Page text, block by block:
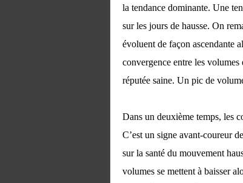
la tendance dominante. Une
sur les jours de hausse. On
évoluent de façon ascendante
convergence entre les
réputée saine. Un pic de
Dans un deuxième temps, les
C’est un signe avant-coureur
sur la santé du mouvement
volumes se mettent à baisser